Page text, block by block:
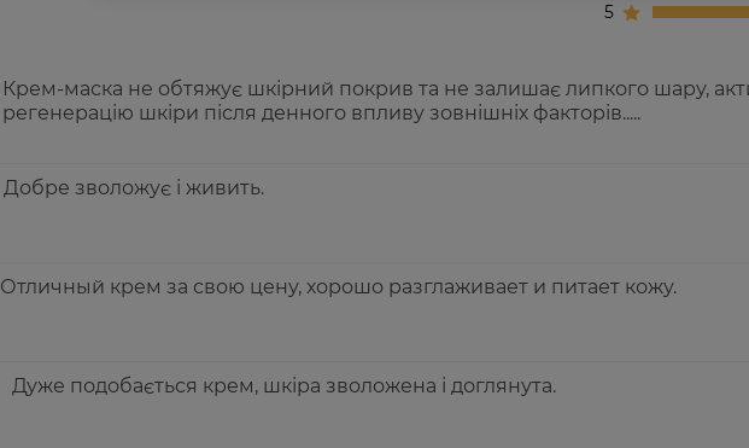
5
Крем-маска не обтяжує шкірний покрив та не залишає липкого шару,
регенерацію шкіри після денного впливу зовнішніх факторів.....
Добре зволожує і живить.
Отличный крем за свою цену, хорошо разглаживает и питает кожу.
Дуже подобається крем, шкіра зволожена і доглянута.